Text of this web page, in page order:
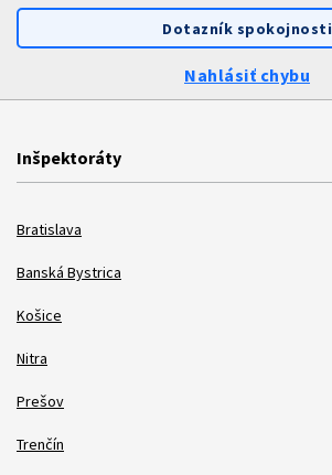
Dotazník spokojnosti
Nahlásiť chybu
Inšpektoráty
Bratislava
Banská Bystrica
Košice
Nitra
Prešov
Trenčín